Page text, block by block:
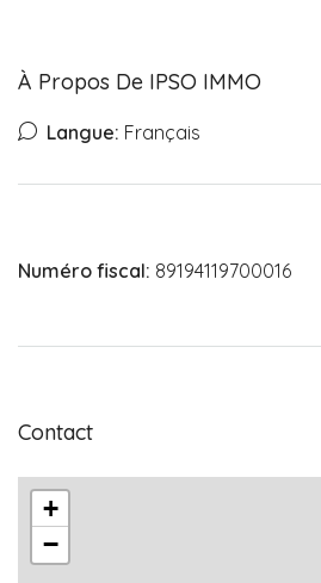
À Propos De IPSO IMMO
Langue: Français
Numéro fiscal: 89194119700016
Contact
+
−